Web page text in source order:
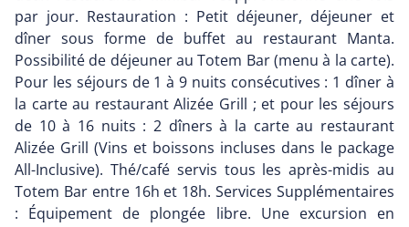
par jour. Restauration : Petit déjeuner, déjeuner et
dîner sous forme de buffet au restaurant Manta.
Possibilité de déjeuner au Totem Bar (menu à la carte).
Pour les séjours de 1 à 9 nuits consécutives : 1 dîner à
la carte au restaurant Alizée Grill ; et pour les séjours
de 10 à 16 nuits : 2 dîners à la carte au restaurant
Alizée Grill (Vins et boissons incluses dans le package
All-Inclusive). Thé/café servis tous les après-midis au
Totem Bar entre 16h et 18h. Services Supplémentaires
: Équipement de plongée libre. Une excursion en